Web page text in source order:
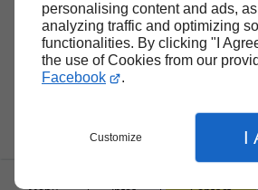
personalising content and ads,
analyzing traffic and optimizing
functionalities. By clicking "I
the use of Cookies from our
Facebook
.
Customize I
Haut de